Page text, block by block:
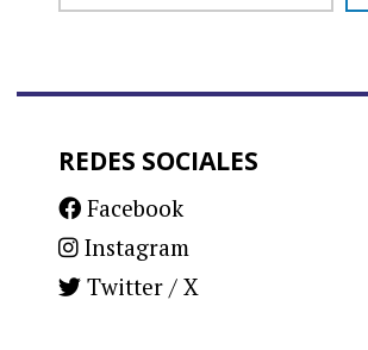
REDES SOCIALES
Facebook
Instagram
Twitter / X